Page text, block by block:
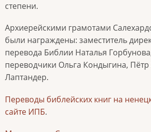
степени.
Архиерейскими грамотами
были награждены: заместитель
перевода Библии Наталья
переводчики Ольга Кондыгина,
Лаптандер.
Переводы библейских книг на
сайте ИПБ.